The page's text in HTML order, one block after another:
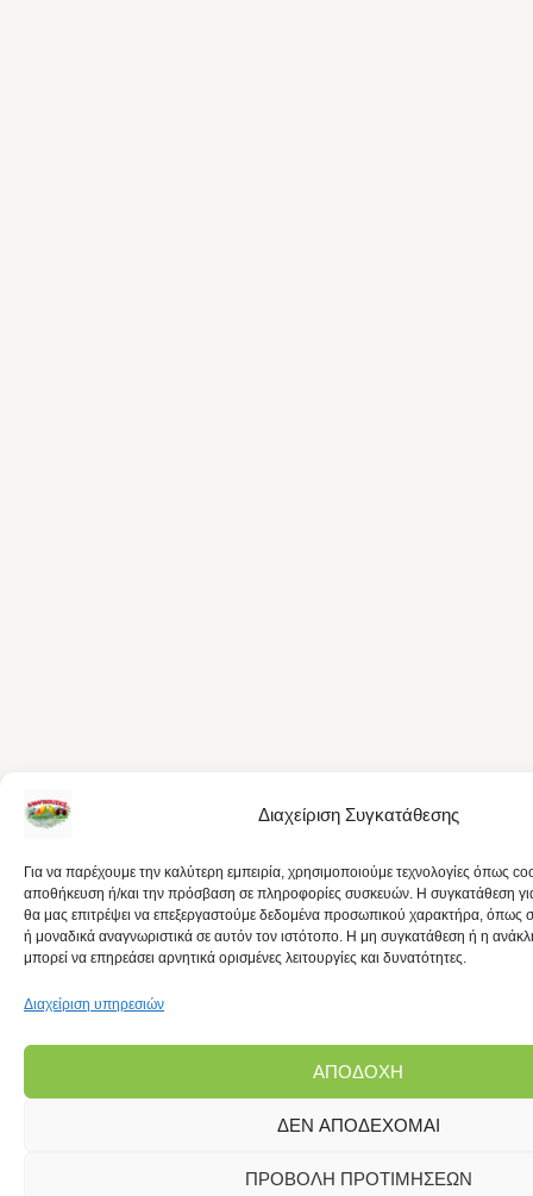
Διαχείριση Συγκατάθεσης
Για να παρέχουμε την καλύτερη εμπειρία, χρησιμοποιούμε τεχνολογίες όπως
αποθήκευση ή/και την πρόσβαση σε πληροφορίες συσκευών. Η συγκατάθεση για
θα μας επιτρέψει να επεξεργαστούμε δεδομένα προσωπικού χαρακτήρα, όπως
ή μοναδικά αναγνωριστικά σε αυτόν τον ιστότοπο. Η μη συγκατάθεση ή η
μπορεί να επηρεάσει αρνητικά ορισμένες λειτουργίες και δυνατότητες.
Διαχείριση υπηρεσιών
ΑΠΟΔΟΧΉ
ΔΕΝ ΑΠΟΔΈΧΟΜΑΙ
ΠΡΟΒΟΛΉ ΠΡΟΤΙΜΉΣΕΩΝ